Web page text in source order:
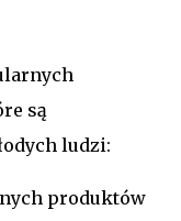
są
ludzi:
produktów